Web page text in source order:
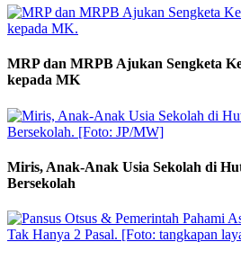
MRP dan MRPB Ajukan Sengketa
kepada MK
Miris, Anak-Anak Usia Sekolah di
Bersekolah